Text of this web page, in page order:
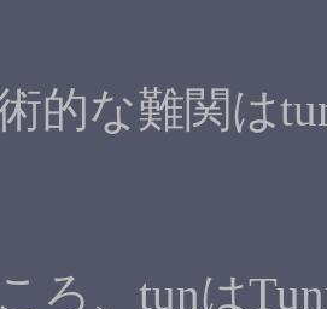
的な難関は
ろ、tunは